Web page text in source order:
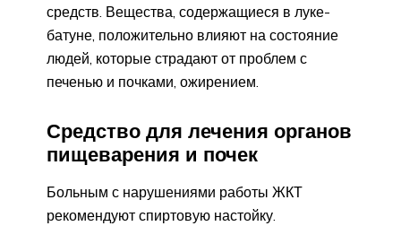
средств. Вещества, содержащиеся в луке-
батуне, положительно влияют на состояние
людей, которые страдают от проблем с
печенью и почками, ожирением.
Средство для лечения органов
пищеварения и почек
Больным с нарушениями работы ЖКТ
рекомендуют спиртовую настойку.